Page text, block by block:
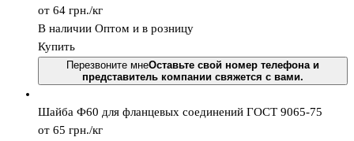
от 64 грн./кг
В наличии Оптом и в розницу
Купить
Перезвоните мнеОставьте свой номер телефона и
представитель компании свяжется с вами.
Шайба Ф60 для фланцевых соединений ГОСТ 9065-75
от 65 грн./кг